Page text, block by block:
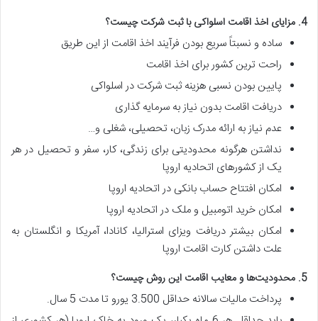
4. مزایای اخذ اقامت اسلواکی با ثبت شرکت چیست؟
ساده و نسبتاً سریع بودن فرآیند اخذ اقامت از این طریق
راحت ترین کشور برای اخذ اقامت
پایین بودن نسبی هزینه ثبت شرکت در اسلواکی
دریافت اقامت بدون نیاز به سرمایه گذاری
عدم نیاز به ارائه مدرک زبان، تحصیلی، شغلی و…
نداشتن هرگونه محدودیتی برای زندگی، کار، سفر و تحصیل در هر
یک از کشور‌های اتحادیه اروپا
امکان افتتاح حساب بانکی در اتحادیه اروپا
امکان خرید اتومبیل و ملک در اتحادیه اروپا
امکان بیشتر دریافت ویزای استرالیا، کانادا، آمریکا و انگلستان به
علت داشتن کارت اقامت اروپا
5. محدودیت‌ها و معایب اقامت این روش چیست؟
پرداخت مالیات سالانه حداقل 3.500 یورو تا مدت 5 سال.